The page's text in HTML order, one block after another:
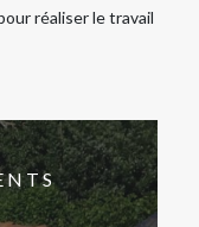
réaliser le travail